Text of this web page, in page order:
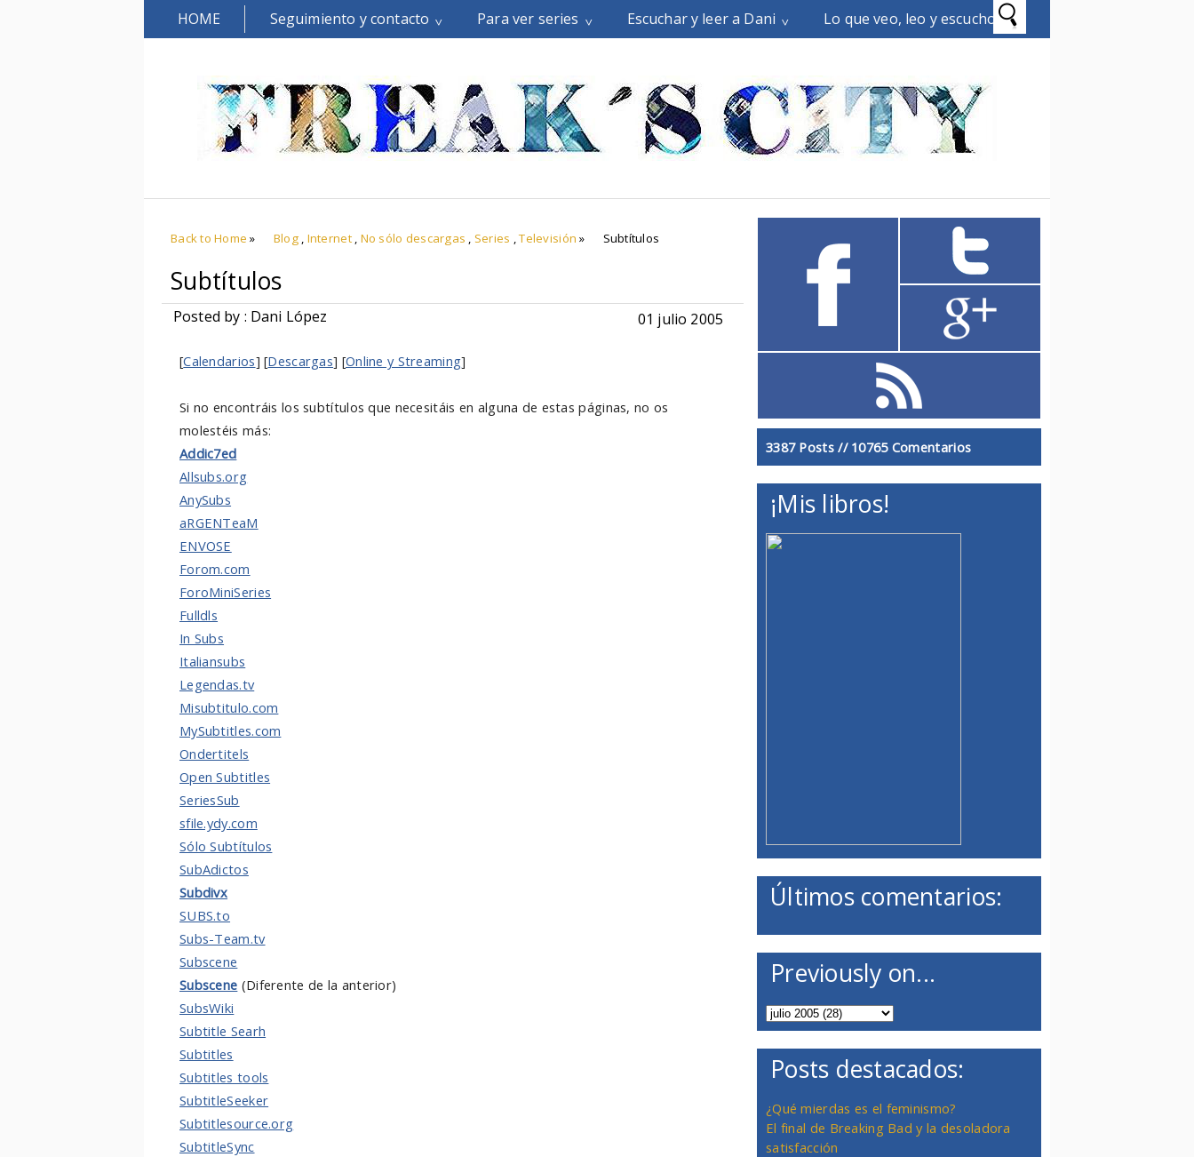
HOME Seguimiento y contacto Para ver series Escuchar y leer a Dani Lo que veo, leo y escucho
Back to Home » Blog, Internet, No sólo descargas , Series ,Televisión » Subtítulos
Subtítulos
Posted by : Dani López 01 julio 2005
[Calendarios] [Descargas] [Online y Streaming]
Si no encontráis los subtítulos que necesitáis en alguna de estas páginas, no os
molestéis más:
Addic7ed
Allsubs.org
AnySubs
aRGENTeaM
ENVOSE
Forom.com
ForoMiniSeries
Fulldls
In Subs
Italiansubs
Legendas.tv
Misubtitulo.com
MySubtitles.com
Ondertitels
Open Subtitles
SeriesSub
sfile.ydy.com
Sólo Subtítulos
SubAdictos
Subdivx
SUBS.to
Subs-Team.tv
Subscene
Subscene (Diferente de la anterior)
SubsWiki
Subtitle Searh
Subtitles
Subtitles tools
SubtitleSeeker
Subtitlesource.org
SubtitleSync
3387 Posts // 10765 Comentarios
¡Mis libros!
Últimos comentarios:
Previously on...
Posts destacados:
¿Qué mierdas es el feminismo?
El final de Breaking Bad y la desoladora
satisfacción